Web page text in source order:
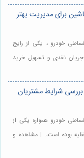
برای مدیریت بهتر
خودرو ، یکی از رایج
نقدی و تسهیل خرید
شرایط مشتریان
خودرو همواره یکی از
بوده است،. | مشاهده و